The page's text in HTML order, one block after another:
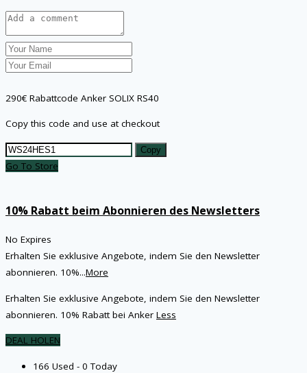
290€ Rabattcode Anker SOLIX RS40
Copy this code and use at checkout
Copy
Go To Store
10% Rabatt beim Abonnieren des Newsletters
No Expires
Erhalten Sie exklusive Angebote, indem Sie den Newsletter
abonnieren. 10%...More
Erhalten Sie exklusive Angebote, indem Sie den Newsletter
abonnieren. 10% Rabatt bei Anker Less
DEAL HOLEN
166 Used - 0 Today